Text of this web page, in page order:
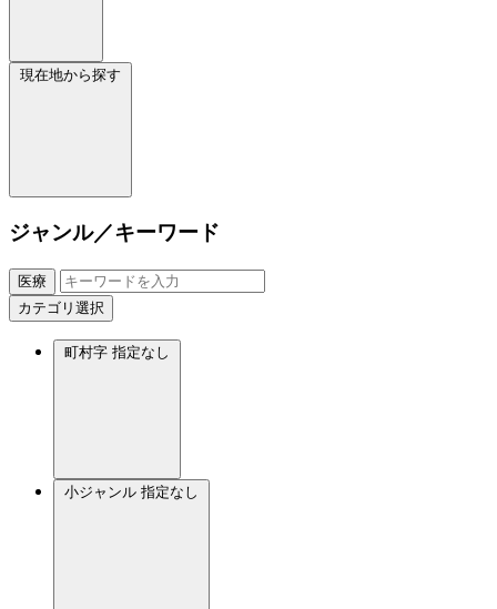
現在地から探す
ジャンル／キーワード
医療
カテゴリ選択
町村字 指定なし
小ジャンル 指定なし